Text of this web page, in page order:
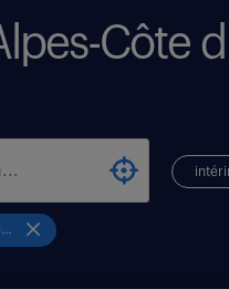
Côte
provence-alpes-cote-d-azur